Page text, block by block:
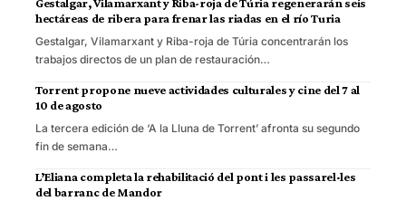
Gestalgar, Vilamarxant y Riba-roja de Túria regenerarán seis
hectáreas de ribera para frenar las riadas en el río Turia
Gestalgar, Vilamarxant y Riba-roja de Túria concentrarán los
trabajos directos de un plan de restauración…
Torrent propone nueve actividades culturales y cine del 7 al
10 de agosto
La tercera edición de ‘A la Lluna de Torrent’ afronta su segundo
fin de semana…
L’Eliana completa la rehabilitació del pont i les passarel·les
del barranc de Mandor